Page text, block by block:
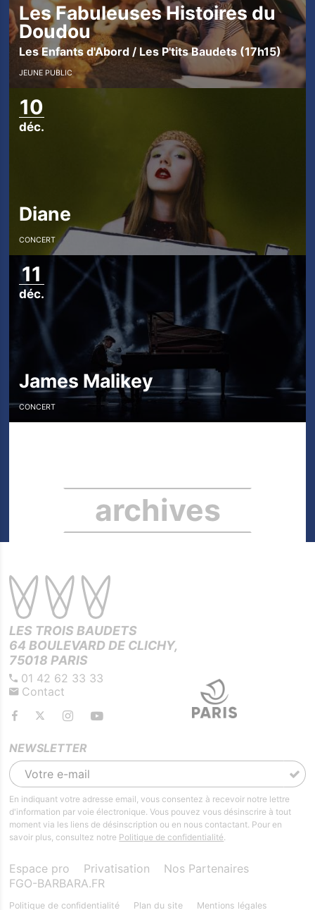
Les Fabuleuses Histoires du
Doudou
Les Enfants d'Abord / Les P'tits Baudets (17h15)
JEUNE PUBLIC
10
déc.
Diane
CONCERT
11
déc.
James Malikey
CONCERT
archives
LES TROIS BAUDETS
64 BOULEVARD DE CLICHY,
75018 PARIS
01 42 62 33 33
Contact
Espace pro Privatisation
Nos Partenaires
FGO-BARBARA.FR
NEWSLETTER
En indiquant votre adresse email, vous consentez à recevoir notre lettre
d'information par voie électronique. Vous pouvez vous désinscrire à tout
moment via les liens de désinscription ou en nous contactant. Pour en
savoir plus, consultez notre Politique de confidentialité
Politique de confidentialité Plan du site Mentions légales